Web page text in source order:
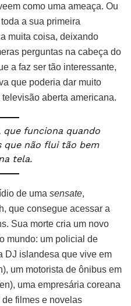
como uma ameaça. Ou
a sua primeira
muita coisa, deixando
perguntas na cabeça do
a faz ser tão interessante,
que poderia dar muito
aberta americana.
que funciona quando
que não flui tão bem
tela.
de uma sensate,
que consegue acessar a
Sua morte cria um novo
mundo: um policial de
DJ islandesa que vive em
um motorista de ônibus em
uma empresária coreana
filmes e novelas